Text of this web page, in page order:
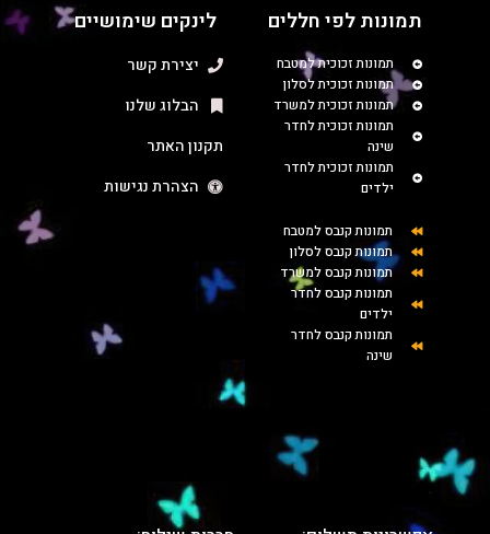
תמונות לפי חללים
תמונות זכוכית למטבח
תמונות זכוכית לסלון
תמונות זכוכית למשרד
תמונות זכוכית לחדר
שינה
תמונות זכוכית לחדר
ילדים
תמונות קנבס למטבח
תמונות קנבס לסלון
תמונות קנבס למשרד
תמונות קנבס לחדר
ילדים
תמונות קנבס לחדר
שינה
לינקים שימושיים
יצירת קשר
הבלוג שלנו
תקנון האתר
הצהרת נגישות